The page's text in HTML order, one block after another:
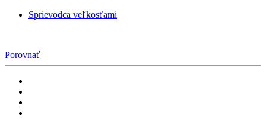
Sprievodca veľkosťami
Porovnať